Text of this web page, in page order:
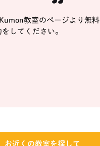
教室のページより無料
してください。
お近くの教室を探して